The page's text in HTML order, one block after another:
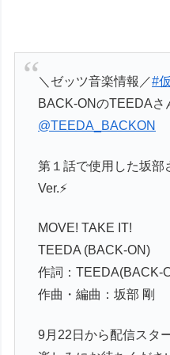
＼ゼッツ音楽情報／#
BACK-ONのTEEDAさ
@TEEDA_BACKON
第１話で使用した坂部
Ver.⚡️
MOVE! TAKE IT!
TEEDA (BACK-ON)
作詞：TEEDA(BACK-
作曲・編曲：坂部 剛
9月22日から配信スタ